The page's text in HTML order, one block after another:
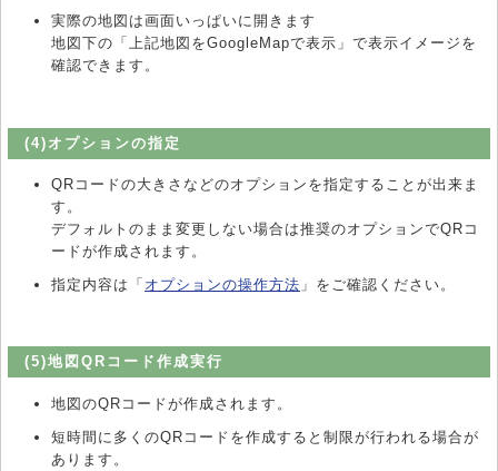
実際の地図は画面いっぱいに開きます
地図下の「上記地図をGoogleMapで表示」で表示イメージを
確認できます。
(4)オプションの指定
QRコードの大きさなどのオプションを指定することが出来ま
す。
デフォルトのまま変更しない場合は推奨のオプションでQRコ
ードが作成されます。
指定内容は「 オプションの操作方法 」をご確認ください。
(5)地図QRコード作成実行
地図のQRコードが作成されます。
短時間に多くのQRコードを作成すると制限が行われる場合が
あります。